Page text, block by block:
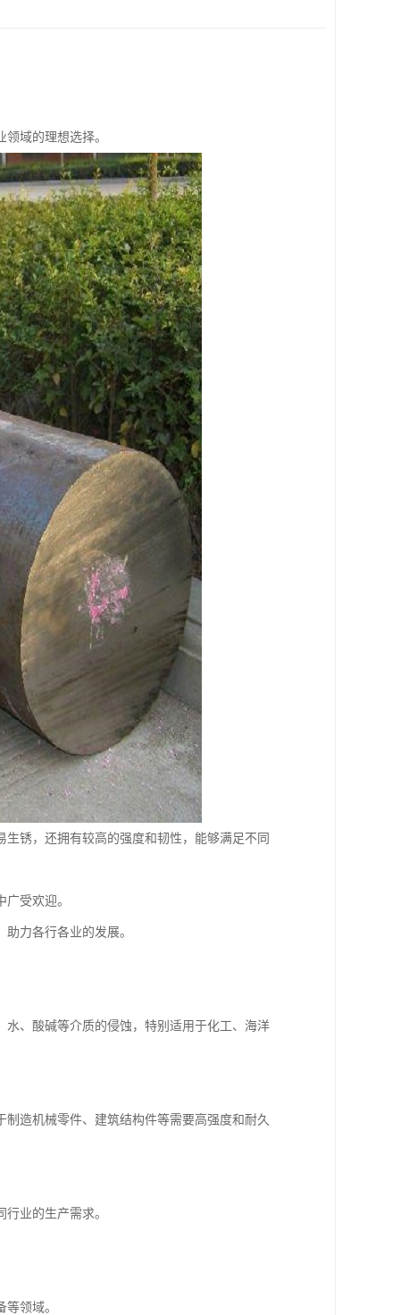
域的理想选择。
锈，还拥有较高的强度和韧性，能够满足不同
受欢迎。
力各行各业的发展。
、酸碱等介质的侵蚀，特别适用于化工、海洋
造机械零件、建筑结构件等需要高强度和耐久
业的生产需求。
领域。